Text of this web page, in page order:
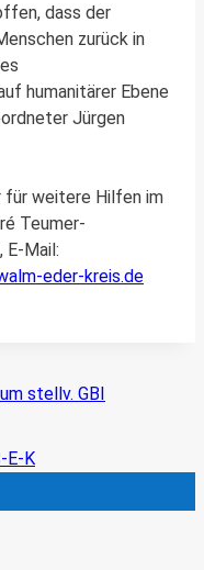
dass der
zurück in
humanitärer Ebene
Jürgen
für weitere Hilfen im
Teumer-
E-Mail:
eder-kreis.de
stellv. GBI
E-K